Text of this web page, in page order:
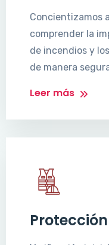
Concientizamos
comprender la
de incendios y
de manera
Leer más